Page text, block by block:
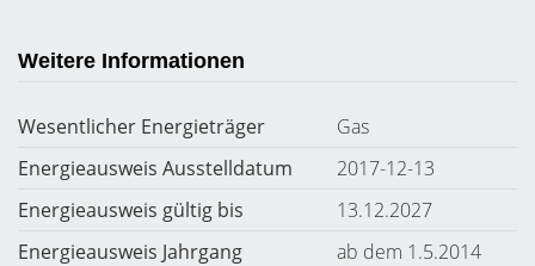
Weitere Informationen
Wesentlicher Energieträger
Gas
Energieausweis Ausstelldatum
2017-12-13
Energieausweis gültig bis
13.12.2027
Energieausweis Jahrgang
ab dem 1.5.2014